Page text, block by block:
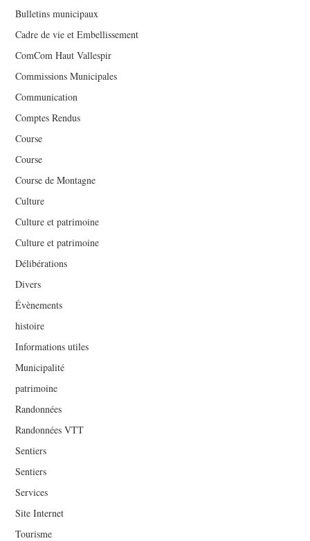
Bulletins municipaux
Cadre de vie et Embellissement
ComCom Haut Vallespir
Commissions Municipales
Communication
Comptes Rendus
Course
Course
Course de Montagne
Culture
Culture et patrimoine
Culture et patrimoine
Délibérations
Divers
Évènements
histoire
Informations utiles
Municipalité
patrimoine
Randonnées
Randonnées VTT
Sentiers
Sentiers
Services
Site Internet
Tourisme